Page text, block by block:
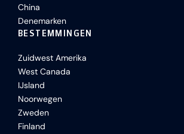
China
Denemarken
BESTEMMINGEN
Zuidwest Amerika
West Canada
IJsland
Noorwegen
Zweden
Finland